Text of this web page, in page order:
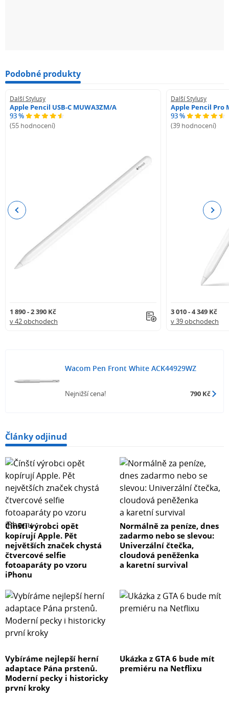
Podobné produkty
Další Stylusy
Apple Pencil USB-C MUWA3ZM/A
93 %
(55 hodnocení)
1 890 - 2 390 Kč
v 42 obchodech
Další Stylusy
Apple Pencil Pro
93 %
(39 hodnocení)
3 010 - 4 349 Kč
v 39 obchodech
Previous Next
Wacom Pen Front White ACK44929WZ
Nejnižší cena! 790 Kč
Články odjinud
Čínští výrobci opět
kopírují Apple. Pět
největších značek chystá
čtvercové selfie
fotoaparáty po vzoru
iPhonu
Normálně za peníze, dnes
zadarmo nebo se slevou:
Univerzální čtečka,
cloudová peněženka
a karetní survival
Vybíráme nejlepší herní
adaptace Pána prstenů.
Moderní pecky i historicky
první kroky
Ukázka z GTA 6 bude mít
premiéru na Netflixu